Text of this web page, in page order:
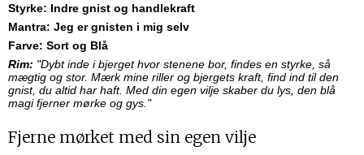
Styrke: Indre gnist og handlekraft
Mantra: Jeg er gnisten i mig selv
Farve: Sort og Blå
Rim: "Dybt inde i bjerget hvor stenene bor, findes en styrke, så
mægtig og stor. Mærk mine riller og bjergets kraft, find ind til den
gnist, du altid har haft. Med din egen vilje skaber du lys, den blå
magi fjerner mørke og gys."
Fjerne mørket med sin egen vilje